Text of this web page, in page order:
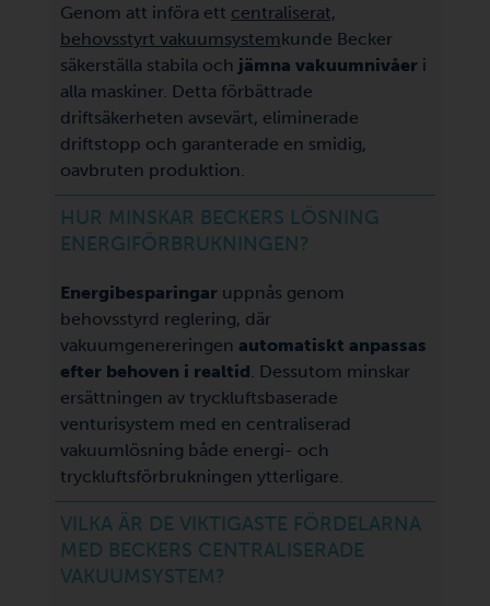
Genom att införa ett centraliserat,
behovsstyrt vakuumsystemkunde Becker
säkerställa stabila och jämna vakuumnivåer i
alla maskiner. Detta förbättrade
driftsäkerheten avsevärt, eliminerade
driftstopp och garanterade en smidig,
oavbruten produktion.
HUR MINSKAR BECKERS LÖSNING
ENERGIFÖRBRUKNINGEN?
Energibesparingar uppnås genom
behovsstyrd reglering, där
vakuumgenereringen automatiskt anpassas
efter behoven i realtid. Dessutom minskar
ersättningen av tryckluftsbaserade
venturisystem med en centraliserad
vakuumlösning både energi- och
tryckluftsförbrukningen ytterligare.
VILKA ÄR DE VIKTIGASTE FÖRDELARNA
MED BECKERS CENTRALISERADE
VAKUUMSYSTEM?